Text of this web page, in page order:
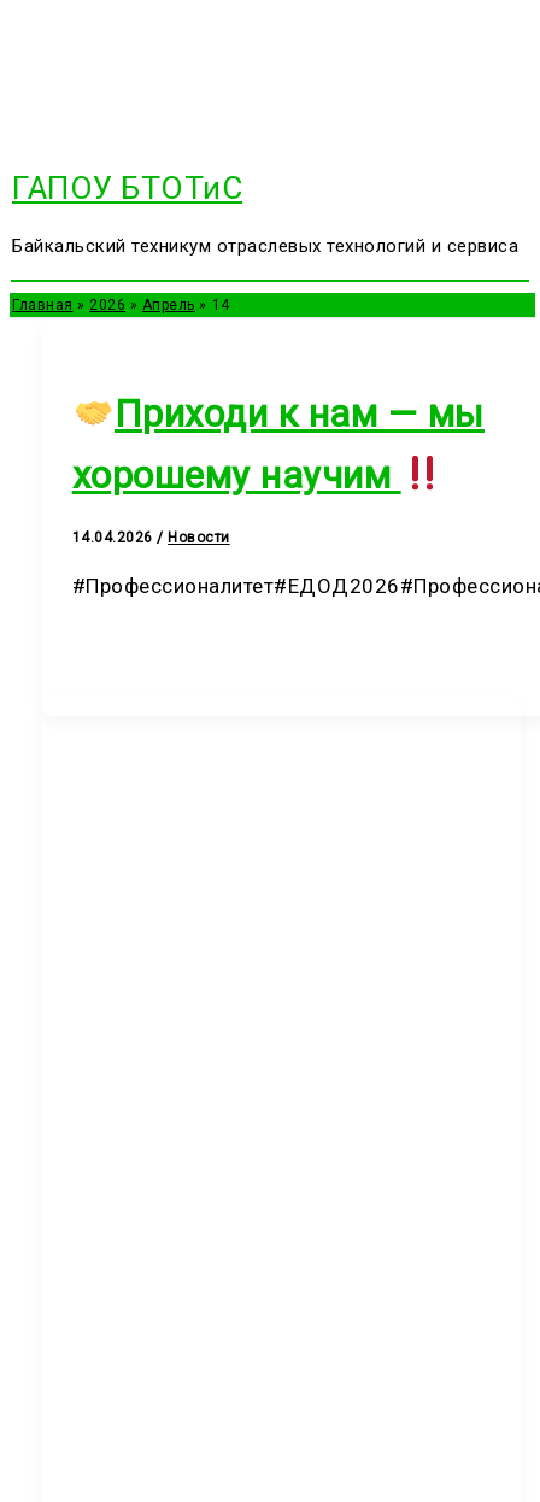
ГАПОУ БТОТиС
Байкальский техникум отраслевых технологий и сервиса
Главная 2026 Апрель 14
Приходи к нам — мы
хорошему научим
14.04.2026/ Новости